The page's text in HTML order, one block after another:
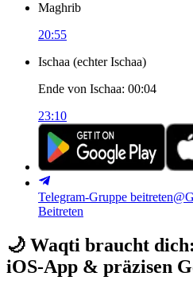
Maghrib
20:55
Ischaa (echter Ischaa)
Ende von Ischaa: 00:04
23:10
Telegram-Gruppe beitreten
Beitreten
🌙 Waqti braucht
iOS-App & präzisen